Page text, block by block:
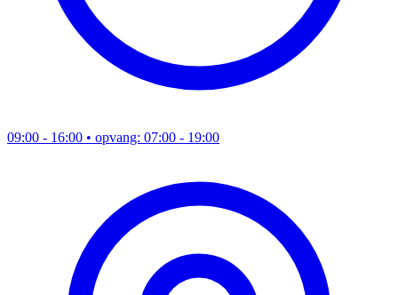
09:00 - 16:00 • opvang: 07:00 - 19:00